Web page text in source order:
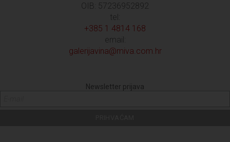
OIB: 57236952892
tel:
+385 1 4814 168
email:
galerijavina@miva.com.hr
Newsletter prijava